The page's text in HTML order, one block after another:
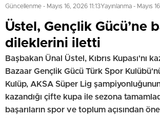
Güncellenme - Mayıs 16, 2026 11:13Yayınlanma - Mayıs
Üstel, Gençlik Gücü’ne
dileklerini iletti
Başbakan Ünal Üstel, Kıbrıs Kupası'nı
Bazaar Gençlik Gücü Türk Spor
Kulüp, AKSA Süper Lig
kazandığı çifte kupa ile sezona
başarıların spor ve toplum açısından